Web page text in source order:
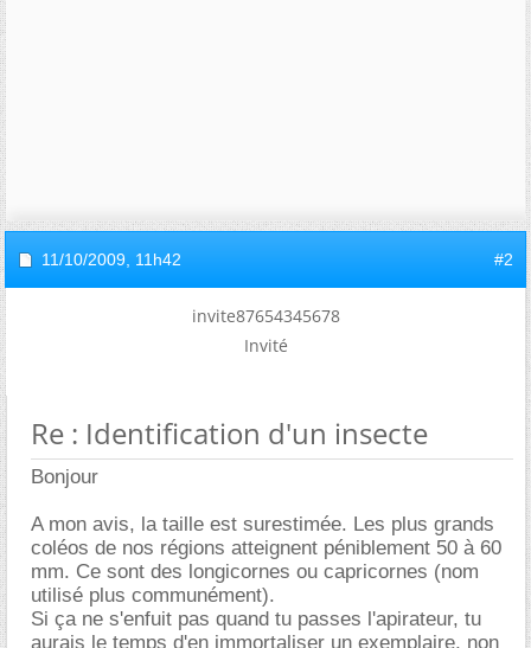
11/10/2009, 11h42 #2
invite87654345678
Invité
Re : Identification d'un insecte
Bonjour
A mon avis, la taille est surestimée. Les plus grands
coléos de nos régions atteignent péniblement 50 à 60
mm. Ce sont des longicornes ou capricornes (nom
utilisé plus communément).
Si ça ne s'enfuit pas quand tu passes l'apirateur, tu
aurais le temps d'en immortaliser un exemplaire, non